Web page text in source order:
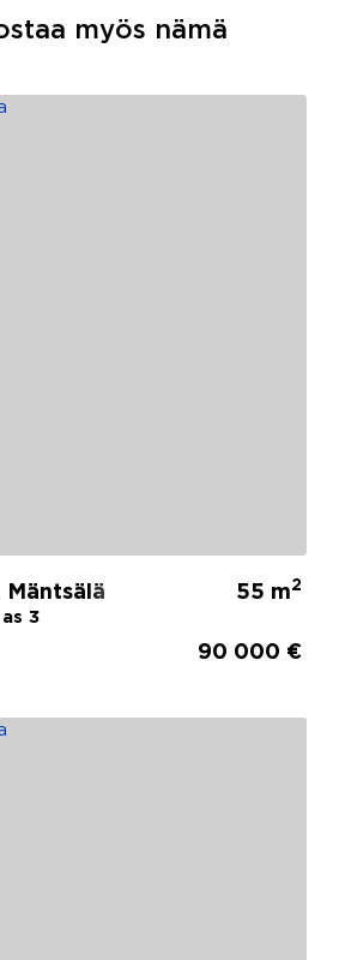
myös nämä
Mäntsälä
3
55 m2
90 000 €